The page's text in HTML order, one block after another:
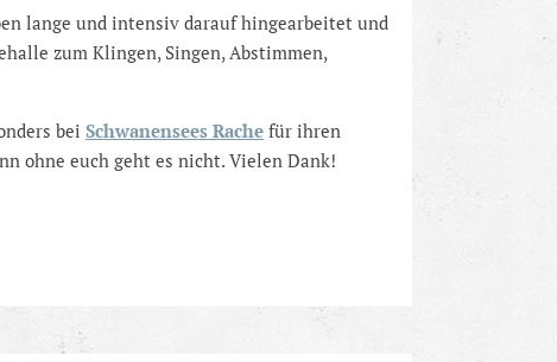
lange und intensiv darauf hingearbeitet und
zum Klingen, Singen, Abstimmen,
bei Schwanensees Rache für ihren
ohne euch geht es nicht. Vielen Dank!